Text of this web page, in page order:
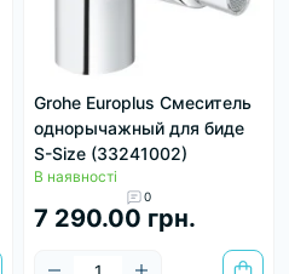
Grohe Europlus Смеситель
однорычажный для биде
S-Size (33241002)
В наявності
0
7 290.00 грн.